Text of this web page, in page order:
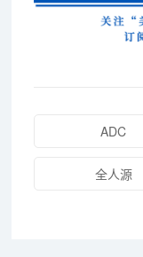
ADC
全人源